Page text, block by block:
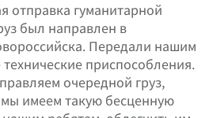
отправка гуманитарной
был направлен в
Передали нашим
приспособления.
очередной груз,
мы имеем такую бесценную